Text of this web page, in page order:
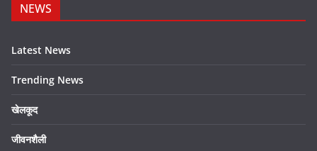
NEWS
Latest News
Trending News
खेलकूद
जीवनशैली